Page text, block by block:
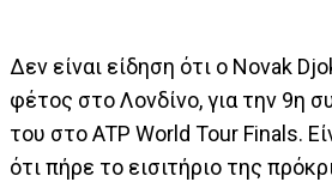
Δεν είναι είδηση ότι ο Novak
φέτος στο Λονδίνο, για την 9η
του στο ATP World Tour Finals.
ότι πήρε το εισιτήριο της